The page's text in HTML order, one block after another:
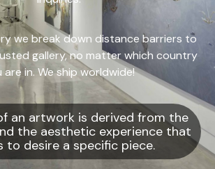
we break down distance barriers to
gallery, no matter which country
are in. We ship worldwide!
an artwork is derived from the
the aesthetic experience that
to desire a specific piece.